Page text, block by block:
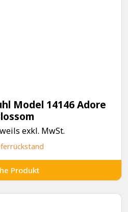
Model 14146 Adore
exkl. MwSt.
Produkt